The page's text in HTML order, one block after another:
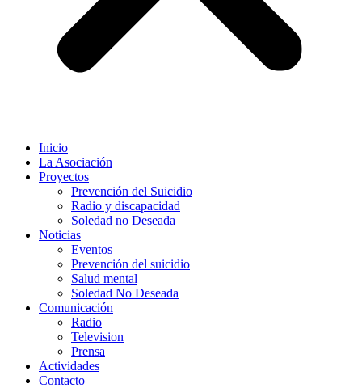
Inicio
La Asociación
Proyectos
Prevención del Suicidio
Radio y discapacidad
Soledad no Deseada
Noticias
Eventos
Prevención del suicidio
Salud mental
Soledad No Deseada
Comunicación
Radio
Television
Prensa
Actividades
Contacto